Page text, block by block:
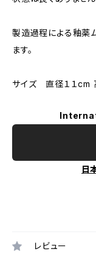
製造過程による釉薬
ます。
サイズ 直径１１cm
日
レビュー